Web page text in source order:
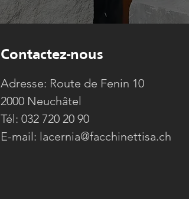
Contactez-nous
Adresse: Route de Fenin 10
2000 Neuchâtel​
Tél: 032 720 20 90
E-mail: lacernia@facchinettisa.ch